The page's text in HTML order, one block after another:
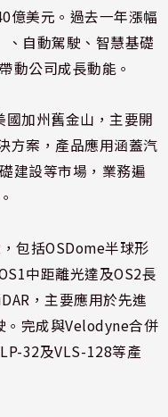
億美元。過去一年漲幅
自動駕駛、智慧基礎
動公司成長動能。
加州舊金山，主要開
方案，產品應用涵蓋汽
建設等市場，業務遍
包括OSDome半球形
中距離光達及OS2長
，主要應用於先進
。完成與Velodyne合併
32及VLS-128等產